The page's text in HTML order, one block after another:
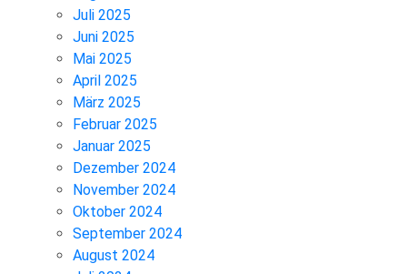
Juli 2025
Juni 2025
Mai 2025
April 2025
März 2025
Februar 2025
Januar 2025
Dezember 2024
November 2024
Oktober 2024
September 2024
August 2024